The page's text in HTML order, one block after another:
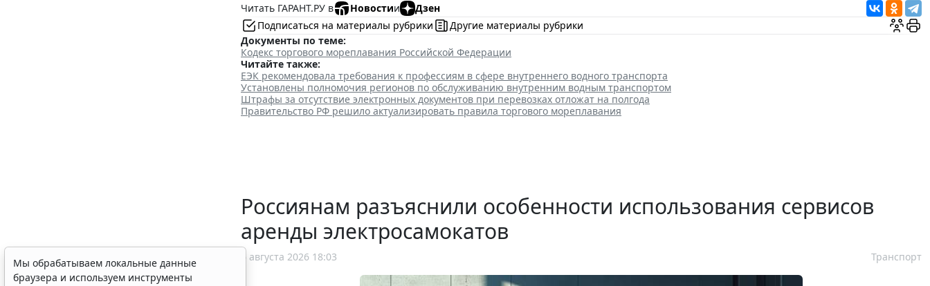
Читать ГАРАНТ.РУ в
Новостии
Дзен
Подписаться на материалы рубрики
Другие материалы рубрики
Документы по теме:
Кодекс торгового мореплавания Российской Федерации
Читайте также:
ЕЭК рекомендовала требования к профессиям в сфере внутреннего водного транспорта
Установлены полномочия регионов по обслуживанию внутренним водным транспортом
Штрафы за отсутствие электронных документов при перевозках отложат на полгода
Правительство РФ решило актуализировать правила торгового мореплавания
Россиянам разъяснили особенности использования сервисов
аренды электросамокатов
6 августа 2026 18:03 Транспорт
Мы обрабатываем локальные данные
браузера и используем инструменты